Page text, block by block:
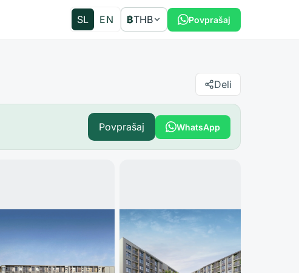
SL EN ฿THB Povprašaj
Deli
Povprašaj WhatsApp